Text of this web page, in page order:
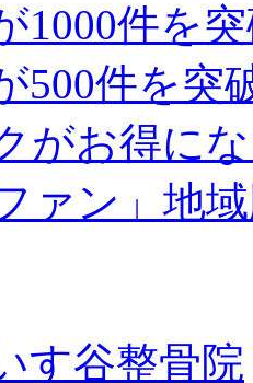
1000件を
500件を突
がお得に
ァン」地
す谷整骨院